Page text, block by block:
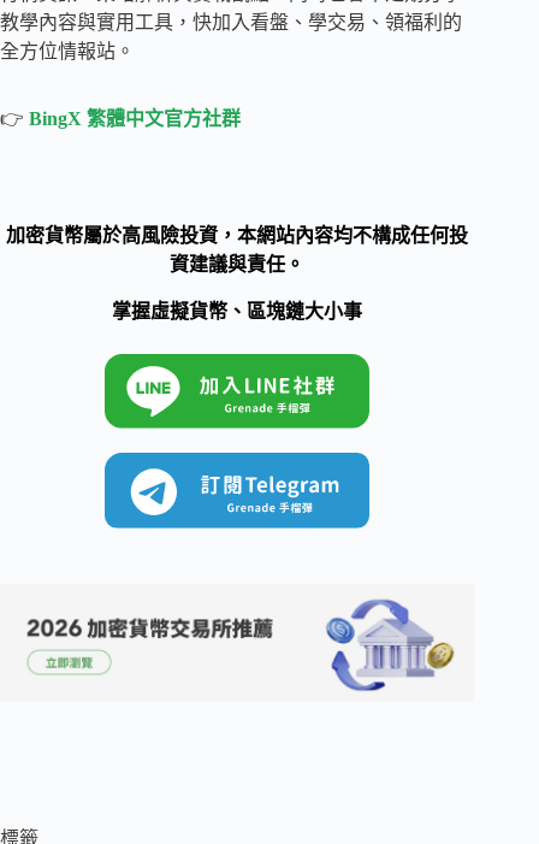
教學內容與實用工具，快加入看盤、學交易、領福利的
全方位情報站。
👉 BingX 繁體中文官方社群
加密貨幣屬於高風險投資，本網站內容均不構成任何投
資建議與責任。
掌握虛擬貨幣、區塊鏈大小事
標籤